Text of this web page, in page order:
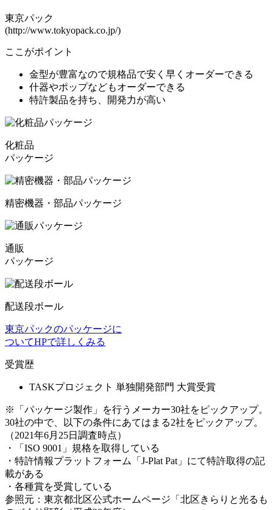
東京パック
(http://www.tokyopack.co.jp/)
ここがポイント
金型が豊富なので規格品で安く早くオーダーできる
什器やポップなどもオーダーできる
特許製品を持ち、開発力が高い
化粧品
パッケージ
精密機器・部品パッケージ
通販
パッケージ
配送段ボール
東京パックのパッケージに
ついてHPで詳しくみる
受賞歴
TASKプロジェクト 単独開発部門 大賞受賞
※「パッケージ製作」を行うメーカー30社をピックアップ。
30社の中で、以下の条件にあてはまる2社をピックアップ。
（2021年6月25日調査時点）
・「ISO 9001」規格を取得している
・特許情報プラットフォーム「J-Plat Pat」にて特許取得の記
載がある
・各種賞を受賞している
参照元：東京都北区公式ホームページ「北区きらりと光るも